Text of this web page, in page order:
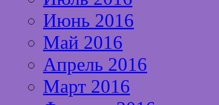
Июнь 2016
Май 2016
Апрель 2016
Март 2016